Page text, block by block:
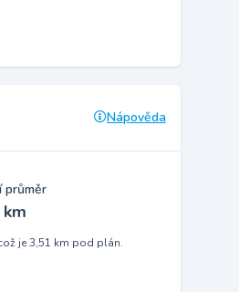
Nápověda
průměr
je 3,51 km pod plán.